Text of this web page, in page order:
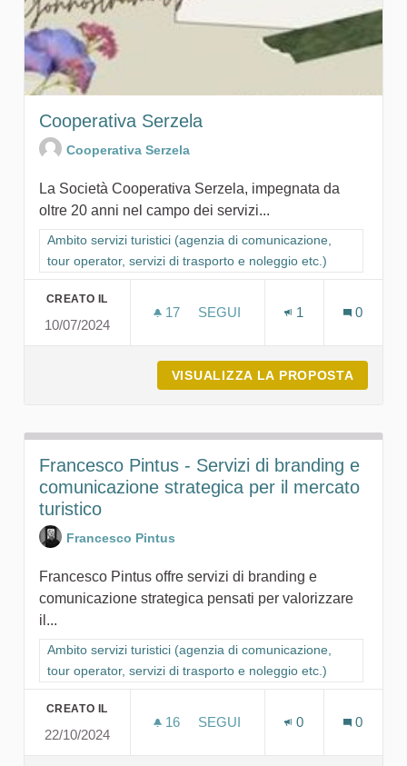
Cooperativa Serzela
Cooperativa Serzela
La Società Cooperativa Serzela, impegnata da
oltre 20 anni nel campo dei servizi...
Filtra i risultati per categoria: Ambito servizi turistici (agenzia
Ambito servizi turistici (agenzia di comunicazione,
tour operator, servizi di trasporto e noleggio etc.)
CREATO IL
10/07/2024
17 17 SOSTENITORI
SEGUI
1 0
VISUALIZZA LA PROPOSTA
Francesco Pintus - Servizi di branding e
comunicazione strategica per il mercato
turistico
Francesco Pintus
Francesco Pintus offre servizi di branding e
comunicazione strategica pensati per valorizzare
il...
Filtra i risultati per categoria: Ambito servizi turistici (agenzia
Ambito servizi turistici (agenzia di comunicazione,
tour operator, servizi di trasporto e noleggio etc.)
CREATO IL
22/10/2024
16 16 SOSTENITORI
SEGUI
0 0